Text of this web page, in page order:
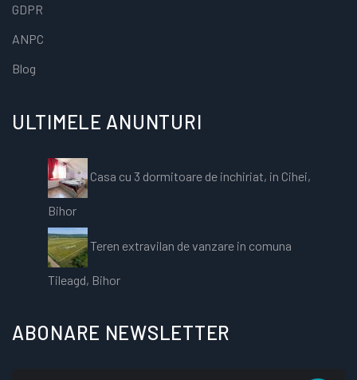
GDPR
ANPC
Blog
ULTIMELE ANUNTURI
Casa cu 3 dormitoare de inchiriat, in Cihei,
Bihor
Teren extravilan de vanzare in comuna
Tileagd, Bihor
ABONARE NEWSLETTER